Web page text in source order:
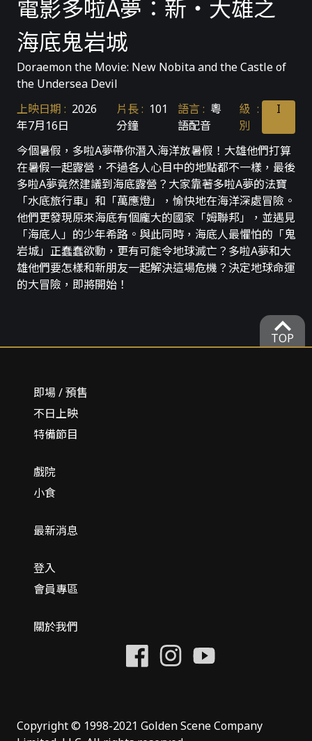
電影多啦A夢：新・大雄之
海底鬼岩城
Doraemon the Movie: New Nobita and the Castle of
the Undersea Devil
上映日期 : 2026
年7月16日
片長: 101
分鐘
語言 : 粵
語配音
級
別
: I
今個暑假，多啦A夢帶你潛入海洋放暑假！大雄他們打算
在暑假一起露營，不過各人心目中的地點都不一樣，最後
多啦A夢竟然建議到海底露營？大家靠著多啦A夢的法寶
「水底旅行車」和「萬應燈」，愉快地在海洋深處冒險。
他們更發現原來海底有個龐大的國家「姆聯邦」，並遇見
「海底人」的少年希路。與此同時，海底人最懼怕的「鬼
岩城」正蠢蠢欲動，更有可能令地球滅亡？多啦A夢和大
雄他們要怎樣和新朋友一起解決這場危機？決定地球命運
的大冒險，即將開始！
expand_more
TOP
即場 / 預售
不日上映
特備節目
戲院
小食
最新消息
登入
會員專區
關於我們
Copyright © 1998-2021 Golden Scene Company